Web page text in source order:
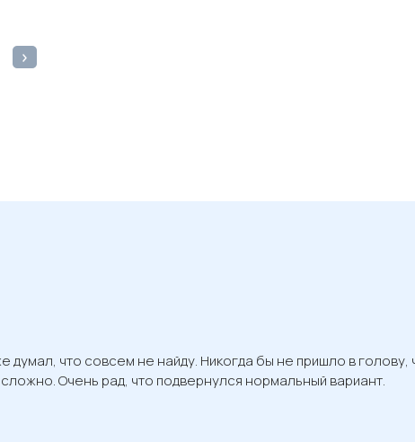
что совсем не найду. Никогда бы не пришло в голову,
Очень рад, что подвернулся нормальный вариант.